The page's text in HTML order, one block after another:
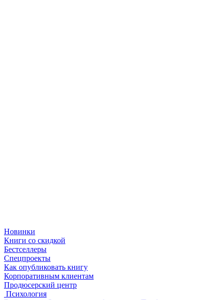
Новинки
Книги со скидкой
Бестселлеры
Спецпроекты
Как опубликовать книгу
Корпоративным клиентам
Продюсерский центр
Психология